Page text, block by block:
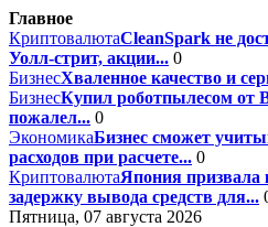
Главное
КриптовалютаCleanSpark не
Уолл-стрит, акции... 0
БизнесХваленное качество и
БизнесКупил роботпылесом от
пожалел... 0
ЭкономикаБизнес сможет
расходов при расчете... 0
КриптовалютаЯпония призвала
задержку вывода средств для...
Пятница, 07 августа 2026